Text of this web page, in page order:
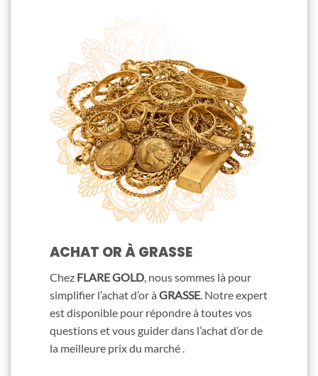
ACHAT OR À GRASSE
Chez FLARE GOLD, nous sommes là pour
simplifier l’achat d’or à GRASSE. Notre expert
est disponible pour répondre à toutes vos
questions et vous guider dans l’achat d’or de
la meilleure prix du marché .